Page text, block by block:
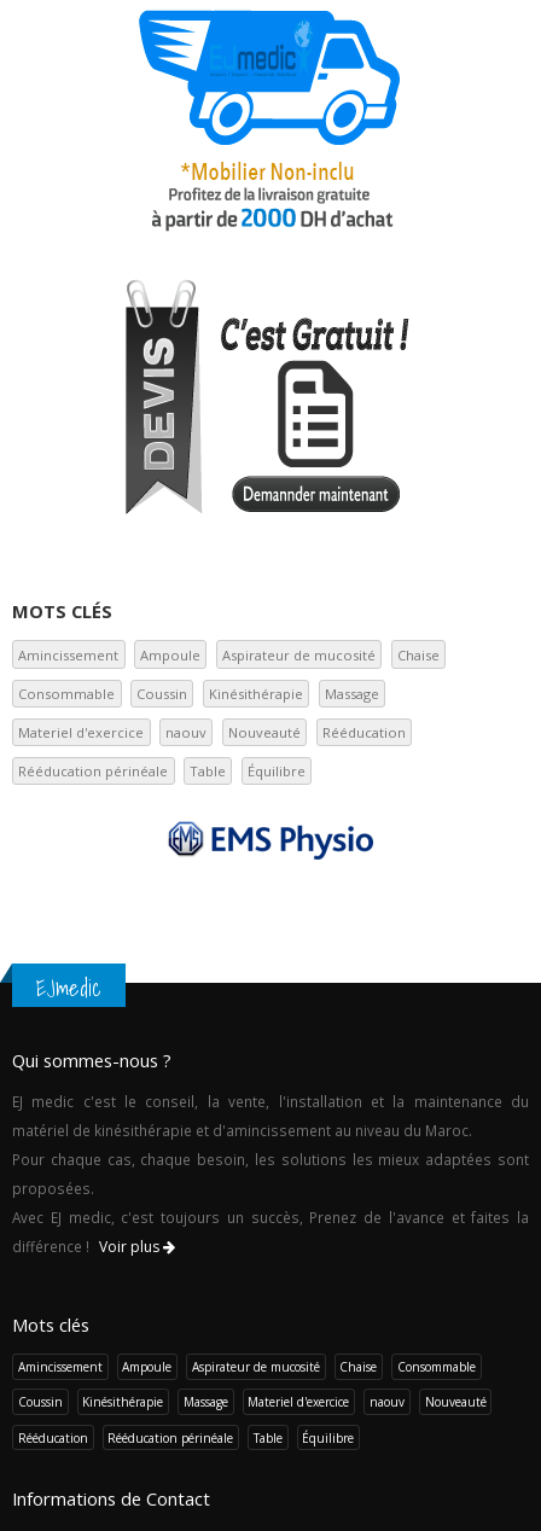
MOTS CLÉS
Amincissement Ampoule Aspirateur de mucosité Chaise
Consommable Coussin Kinésithérapie Massage
Materiel d'exercice naouv Nouveauté Rééducation
Rééducation périnéale Table Équilibre
EJmedic
Qui sommes-nous ?
EJ medic c'est le conseil, la vente, l'installation et la maintenance du
matériel de kinésithérapie et d'amincissement au niveau du Maroc.
Pour chaque cas, chaque besoin, les solutions les mieux adaptées sont
proposées.
Avec EJ medic, c'est toujours un succès, Prenez de l'avance et faites la
différence ! Voir plus
Mots clés
Amincissement Ampoule Aspirateur de mucosité Chaise Consommable
Coussin Kinésithérapie Massage Materiel d'exercice naouv Nouveauté
Rééducation Rééducation périnéale Table Équilibre
Informations de Contact